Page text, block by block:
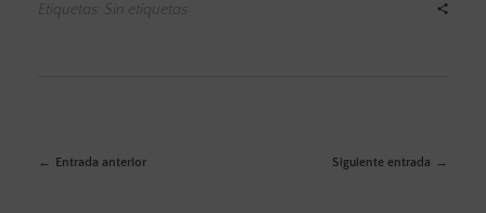
Etiquetas: Sin etiquetas
Entrada anterior Siguiente entrada